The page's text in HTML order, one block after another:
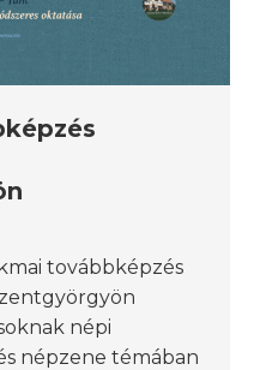
továbbképzés
népi
népzene témában